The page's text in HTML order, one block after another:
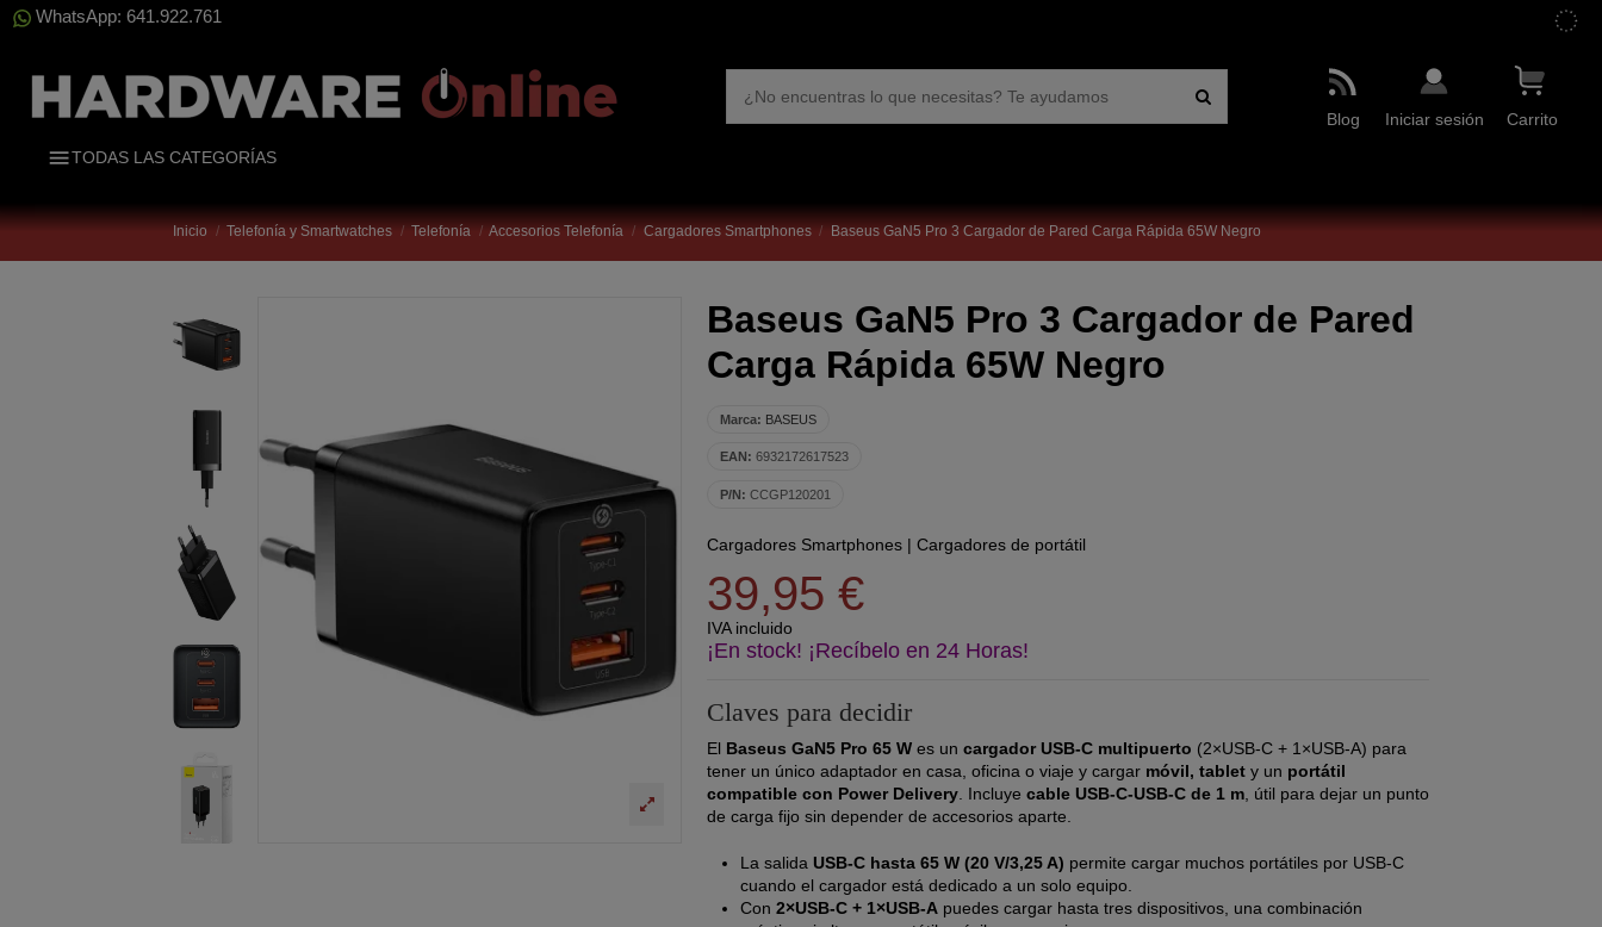
WhatsApp: 641.922.761
Blog Iniciar sesión Carrito
TODAS LAS CATEGORÍAS
Inicio Telefonía y Smartwatches Telefonía Accesorios Telefonía Cargadores Smartphones Baseus GaN5 Pro 3 Cargador de Pared Carga Rápida 65W Negro
Baseus GaN5 Pro 3 Cargador de Pared
Carga Rápida 65W Negro
Marca: BASEUS
EAN: 6932172617523
P/N: CCGP120201
Cargadores Smartphones| Cargadores de portátil
39,95 €
IVA incluido
¡En stock! ¡Recíbelo en 24 Horas!
Claves para decidir
El Baseus GaN5 Pro 65 Wes un cargador USB-C multipuerto (2×USB-C + 1×USB-A) para
tener un único adaptador en casa, oficina o viaje y cargar móvil, tablety un portátil
compatible con Power Delivery. Incluye cable USB-C-USB-C de 1 m, útil para dejar un punto
de carga fijo sin depender de accesorios aparte.
La salida USB-C hasta 65 W (20 V/3,25 A) permite cargar muchos portátiles por USB-C
cuando el cargador está dedicado a un solo equipo.
Con 2×USB-C + 1×USB-Apuedes cargar hasta tres dispositivos, una combinación